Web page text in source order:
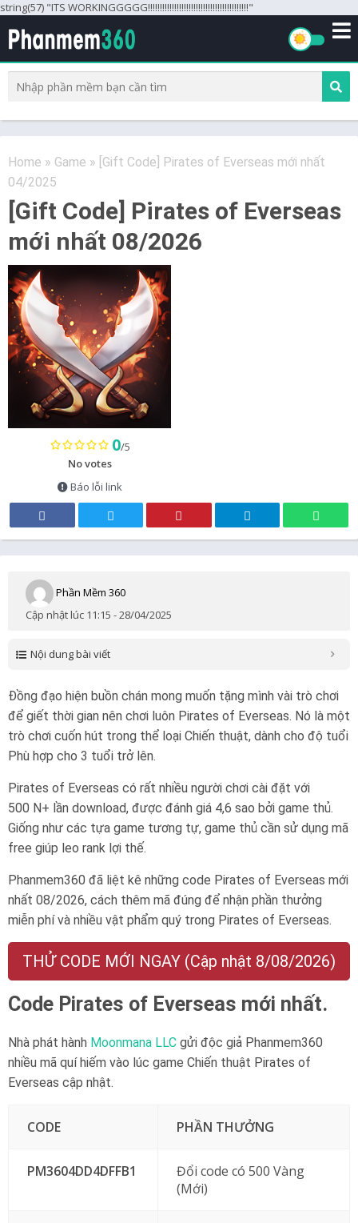
string(57) "ITS WORKINGGGGG!!!!!!!!!!!!!!!!!!!!!!!!!!!!!!!!!!!!!!!!!!"
Home » Game » [Gift Code] Pirates of Everseas mới nhất
04/2025
[Gift Code] Pirates of Everseas
mới nhất 08/2026
0/5
No votes
Báo lỗi link
Phần Mềm 360
Cập nhật lúc 11:15 - 28/04/2025
Nội dung bài viết
Đồng đạo hiện buồn chán mong muốn tặng mình vài trò chơi
để giết thời gian nên chơi luôn Pirates of Everseas. Nó là một
trò chơi cuốn hút trong thể loại Chiến thuật, dành cho độ tuổi
Phù hợp cho 3 tuổi trở lên.
Pirates of Everseas có rất nhiều người chơi cài đặt với
500 N+ lần download, được đánh giá 4,6 sao bởi game thủ.
Giống như các tựa game tương tự, game thủ cần sử dụng mã
free giúp leo rank lợi thế.
Phanmem360 đã liệt kê những code Pirates of Everseas mới
nhất 08/2026, cách thêm mã đúng để nhận phần thưởng
miễn phí và nhiều vật phẩm quý trong Pirates of Everseas.
THỬ CODE MỚI NGAY (Cập nhật 8/08/2026)
Code Pirates of Everseas mới nhất.
Nhà phát hành Moonmana LLC gửi độc giả Phanmem360
nhiều mã quí hiếm vào lúc game Chiến thuật Pirates of
Everseas cập nhật.
CODE PHẦN THƯỞNG
PM3604DD4DFFB1
Đổi code có 500 Vàng
(Mới)